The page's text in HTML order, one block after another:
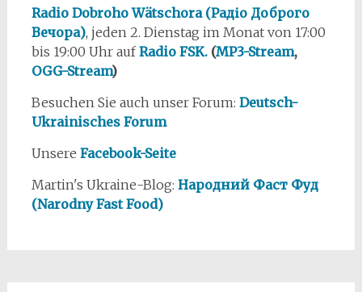
Radio Dobroho Wätschora (Радіо Доброго
Вечора), jeden 2. Dienstag im Monat von 17:00
bis 19:00 Uhr aufRadio FSK.(MP3-Stream,
OGG-Stream)
Besuchen Sie auch unser Forum: Deutsch-
Ukrainisches Forum
Unsere Facebook-Seite
Martin's Ukraine-Blog: Народний Фаст Фуд
(Narodny Fast Food)